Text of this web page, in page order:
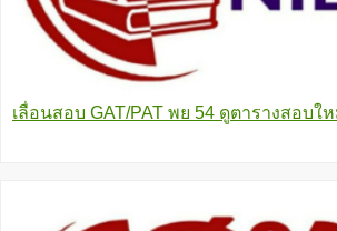
เลื่อนสอบ GAT/PAT พย 54 ดูตารางสอบใ